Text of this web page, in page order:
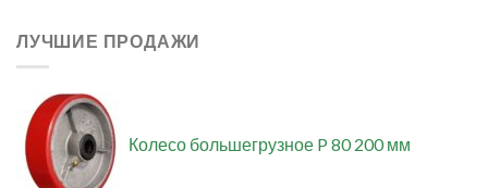
ЛУЧШИЕ ПРОДАЖИ
Колесо большегрузное P 80 200 мм